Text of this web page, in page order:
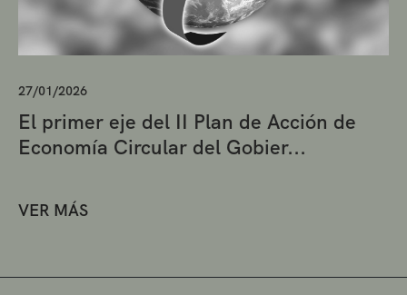
27/01/2026
El primer eje del II Plan de Acción de
Economía Circular del Gobier...
VER MÁS